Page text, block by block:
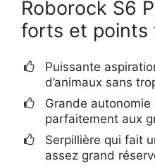
Roborock S6
forts et points
Puissante
d’animaux sans
Grande
parfaitement aux
Serpillière qui fait
assez grand